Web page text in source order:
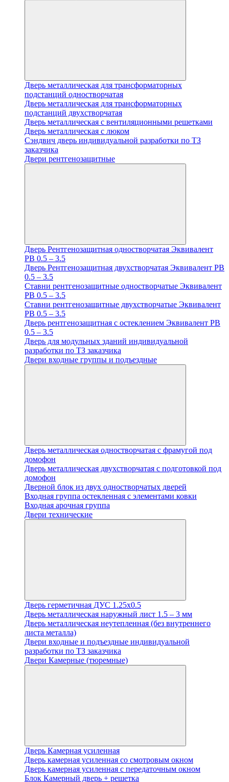
Дверь металлическая для трансформаторных
подстанций одностворчатая
Дверь металлическая для трансформаторных
подстанций двухстворчатая
Дверь металлическая с вентиляционными решетками
Дверь металлическая с люком
Cэндвич дверь индивидуальной разработки по ТЗ
заказчика
Двери рентгенозащитные
Дверь Рентгенозащитная одностворчатая Эквивалент
PB 0.5 – 3.5
Дверь Рентгенозащитная двухстворчатая Эквивалент PB
0.5 – 3.5
Ставни рентгенозащитные одностворчатые Эквивалент
PB 0.5 – 3.5
Ставни рентгенозащитные двухстворчатые Эквивалент
PB 0.5 – 3.5
Дверь рентгенозащитная с остеклением Эквивалент PB
0.5 – 3.5
Дверь для модульных зданий индивидуальной
разработки по ТЗ заказчика
Двери входные группы и подъездные
Дверь металлическая одностворчатая с фрамугой под
домофон
Дверь металлическая двухстворчатая с подготовкой под
домофон
Дверной блок из двух одностворчатых дверей
Входная группа остекленная с элементами ковки
Входная арочная группа
Двери технические
Дверь герметичная ДУС 1.25х0.5
Дверь металлическая наружный лист 1.5 – 3 мм
Дверь металлическая неутепленная (без внутреннего
листа металла)
Двери входные и подъездные индивидуальной
разработки по ТЗ заказчика
Двери Камерные (тюремные)
Дверь Камерная усиленная
Дверь камерная усиленная со смотровым окном
Дверь камерная усиленная с передаточным окном
Блок Камерный дверь + решетка